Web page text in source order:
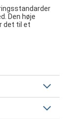
Den høje
det til et